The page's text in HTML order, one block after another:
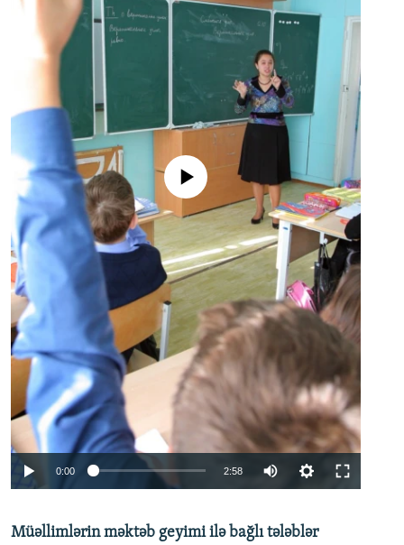
No media source currently available
0:00 2:58
360p
Müəllimlərin məktəb geyimi ilə bağlı tələblər